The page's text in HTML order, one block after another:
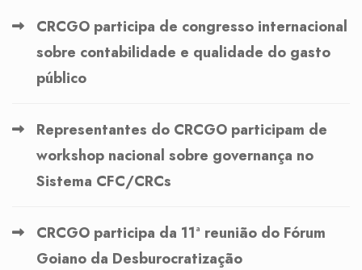
CRCGO participa de congresso internacional
sobre contabilidade e qualidade do gasto
público
Representantes do CRCGO participam de
workshop nacional sobre governança no
Sistema CFC/CRCs
CRCGO participa da 11ª reunião do Fórum
Goiano da Desburocratização